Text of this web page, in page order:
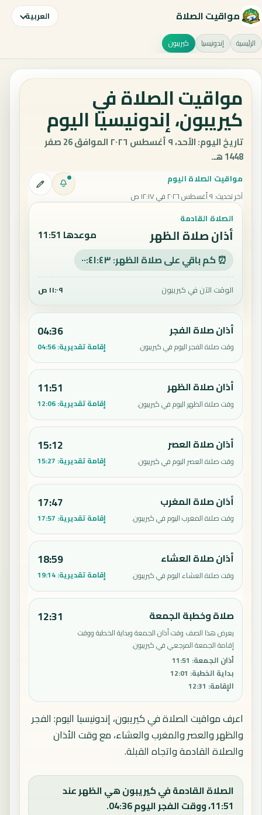
مواقيت الصلاة العربية
الرئيسية إندونيسيا كيريبون
مواقيت الصلاة في
كيريبون، إندونيسيا اليوم
تاريخ اليوم: الأحد، ٩ أغسطس ٢٠٢٦ الموافق 26 صفر
1448 هـ.
مواقيت الصلاة اليوم
آخر تحديث: ٩ أغسطس ٢٠٢٦ في ١٢:١٧ ص
الصلاة القادمة
أذان صلاة الظهر موعدها 11:51
⏰ كم باقي على صلاة الظهر: ٠٠:٤١:٤٢
الوقت الآن في كيريبون ١١:٠٩ ص
أذان صلاة الفجر
وقت صلاة الفجر اليوم في كيريبون.
04:36
إقامة تقديرية:04:56
أذان صلاة الظهر
وقت صلاة الظهر اليوم في كيريبون.
11:51
إقامة تقديرية:12:06
أذان صلاة العصر
وقت صلاة العصر اليوم في كيريبون.
15:12
إقامة تقديرية: 15:27
أذان صلاة المغرب
وقت صلاة المغرب اليوم في كيريبون.
17:47
إقامة تقديرية: 17:57
أذان صلاة العشاء
وقت صلاة العشاء اليوم في كيريبون.
18:59
إقامة تقديرية:19:14
صلاة وخطبة الجمعة
يعرض هذا الصف وقت أذان الجمعة وبداية الخطبة ووقت
إقامة الجمعة المرجعي في كيريبون.
أذان الجمعة:
11:51
بداية الخطبة:
12:01
الإقامة:
12:31
12:31
اعرف مواقيت الصلاة في كيريبون، إندونيسيا اليوم: الفجر
والظهر والعصر والمغرب والعشاء، مع وقت الأذان
والصلاة القادمة واتجاه القبلة.
الصلاة القادمة في كيريبون هي الظهر عند
11:51، ووقت الفجر اليوم 04:36.